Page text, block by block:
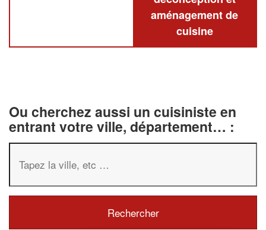
aménagement de
cuisine
Ou cherchez aussi un cuisiniste en
entrant votre ville, département… :